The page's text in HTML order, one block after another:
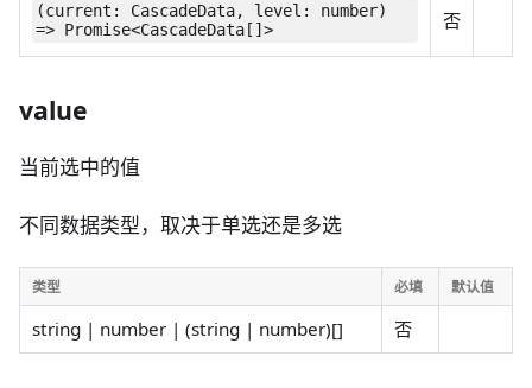
(current: CascadeData, level: number)
=> Promise<CascadeData[]>
否
value
当前选中的值
不同数据类型，取决于单选还是多选
类型 必填 默认值
string | number | (string | number)[] 否